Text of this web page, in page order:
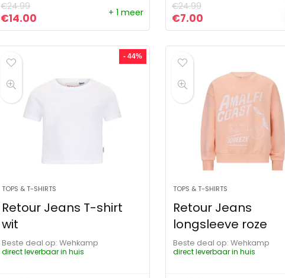
€24.99
Oorspronkelijke prijs was: €24.99.
€14.00 Huidige prijs is: €14.00.
+ 1 meer
€24.99
Oorspronkelijke prijs
€7.00Huidige prijs is:
- 44%
TOPS & T-SHIRTS
Retour Jeans T-shirt
wit
Beste deal op:
Wehkamp
direct leverbaar in huis
TOPS & T-SHIRTS
Retour Jeans
longsleeve roze
Beste deal op:
Wehkamp
direct leverbaar in huis